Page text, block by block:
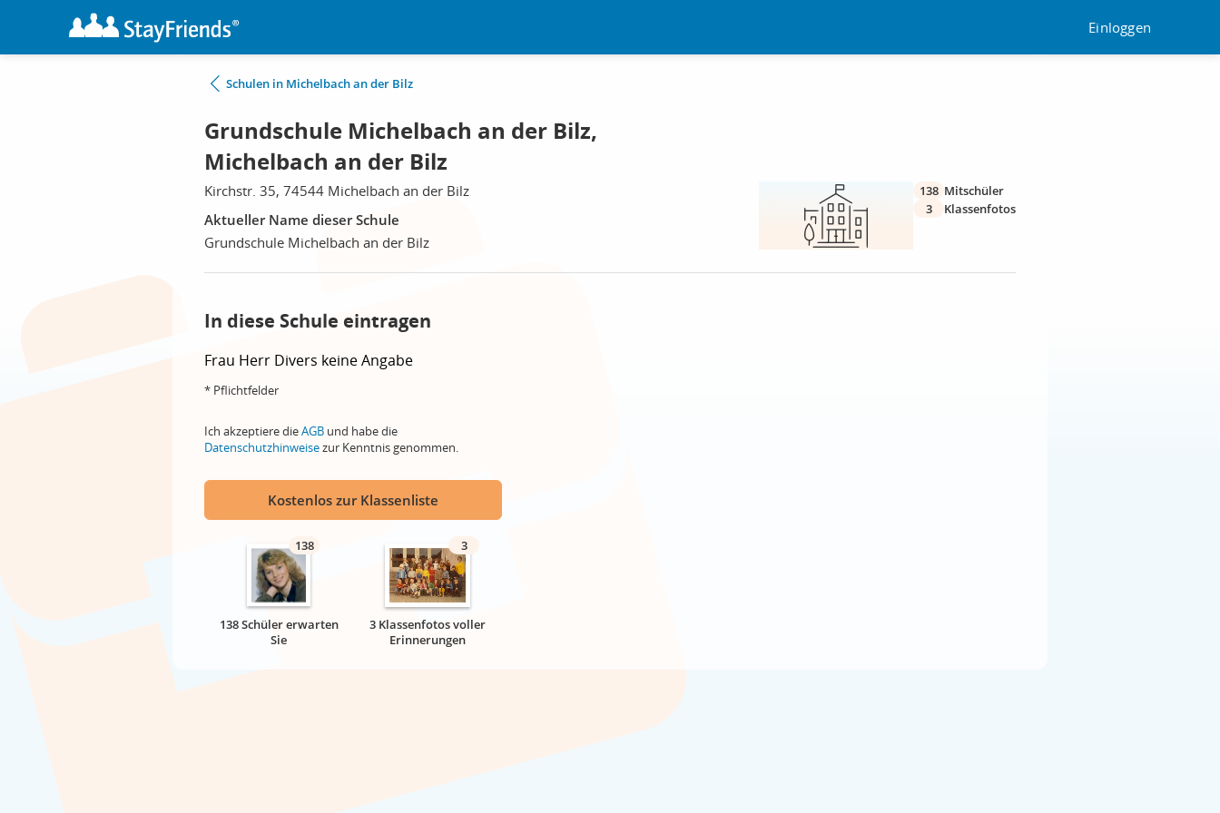
Einloggen
Schulen in Michelbach an der Bilz
Grundschule Michelbach an der Bilz,
Michelbach an der Bilz
Kirchstr. 35, 74544 Michelbach an der Bilz
Aktueller Name dieser Schule
Grundschule Michelbach an der Bilz
138 Mitschüler
3
Klassenfotos
In diese Schule eintragen
Frau Herr Divers keine Angabe
* Pflichtfelder
Ich akzeptiere dieAGB und habe die
Datenschutzhinweisezur Kenntnis genommen.
Kostenlos zur Klassenliste
138
138 Schüler erwarten
Sie
3
3 Klassenfotos voller
Erinnerungen